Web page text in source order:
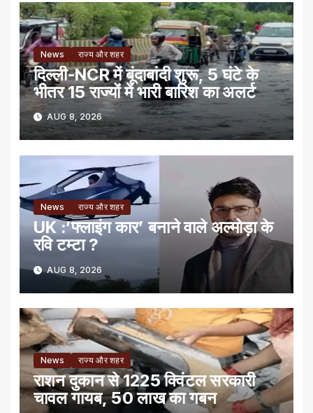
News राज्य और शहर
दिल्ली-NCR में बूंदाबांदी शुरू, 5 घंटे के
भीतर 15 राज्यों में भारी बारिश का अलर्ट
AUG 8, 2026
News राज्य और शहर
UK :’फ्लाइंग कार’ बनाने वाले अल्मोड़ा के
रवि टम्टा ?
AUG 8, 2026
News राज्य और शहर
राशन दुकान से 1225 क्विंटल सरकारी
चावल गायब, 50 लाख का गबन